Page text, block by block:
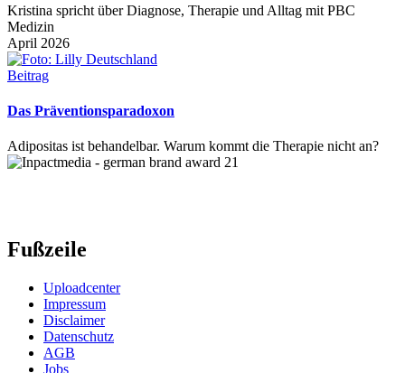
Kristina spricht über Diagnose, Therapie und Alltag mit PBC
Medizin
April 2026
Beitrag
Das Präventionsparadoxon
Adipositas ist behandelbar. Warum kommt die Therapie nicht an?
Fußzeile
Uploadcenter
Impressum
Disclaimer
Datenschutz
AGB
Jobs